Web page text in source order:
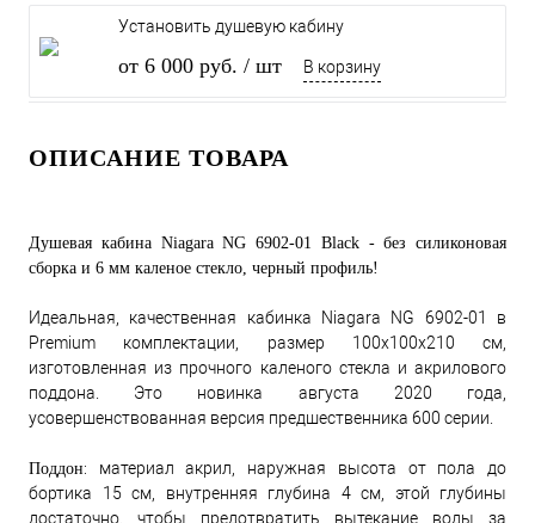
Установить душевую кабину
от 6 000 руб. / шт В корзину
ОПИСАНИЕ ТОВАРА
Душевая кабина Niagara NG 6902-01 Black - без силиконовая
сборка и 6 мм каленое стекло, черный профиль!
Идеальная, качественная кабинка Niagara NG 6902-01 в
Premium комплектации, размер 100x100x210 см,
изготовленная из прочного каленого стекла и акрилового
поддона. Это новинка августа 2020 года,
усовершенствованная версия предшественника 600 серии.
Поддон: материал акрил, наружная высота от пола до
бортика 15 см, внутренняя глубина 4 см, этой глубины
достаточно, чтобы предотвратить вытекание воды за